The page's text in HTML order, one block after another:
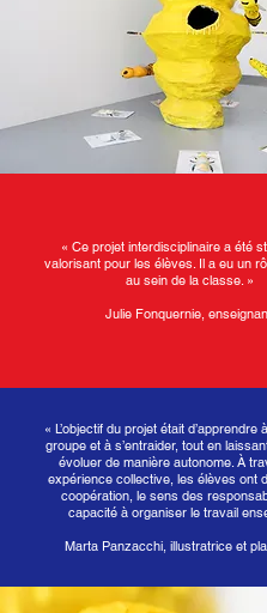
« Ce projet interdisciplinaire a été
valorisant pour les élèves. Il a eu un
au sein de la classe. »
Julie Fonquernie,
« L’objectif du projet était d’apprendre
groupe et à s’entraider, tout en
évoluer de manière autonome. À
expérience collective, les élèves ont
coopération, le sens des
capacité à organiser le travail
Marta Panzacchi, illustratrice et